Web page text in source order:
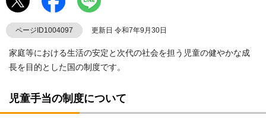
ページID1004097 更新日 令和7年9月30日
家庭等における生活の安定と次代の社会を担う児童の健やかな成
長を目的とした国の制度です。
児童手当の制度について